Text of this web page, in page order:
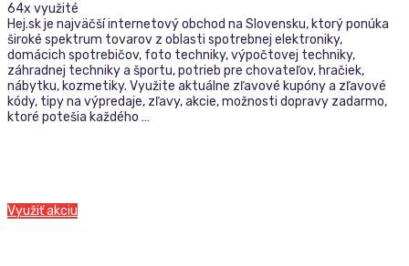
64x využité
Hej.sk je najväčší internetový obchod na Slovensku, ktorý ponúka
široké spektrum tovarov z oblasti spotrebnej elektroniky,
domácich spotrebičov, foto techniky, výpočtovej techniky,
záhradnej techniky a športu, potrieb pre chovateľov, hračiek,
nábytku, kozmetiky. Využite aktuálne zľavové kupóny a zľavové
kódy, tipy na výpredaje, zľavy, akcie, možnosti dopravy zadarmo,
ktoré potešia každého …
Využiť akciu